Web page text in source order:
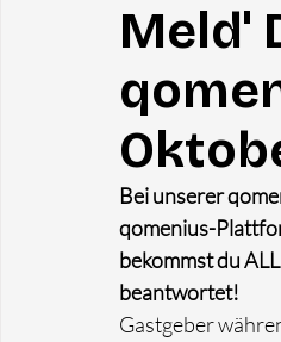
Meld'
Bei unserer
qomenius-
bekommst du
beantwortet!
Gastgeber